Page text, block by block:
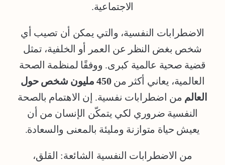
الاجتماعية.
الاضطرابات النفسية، والتي يمكن أن تصيب أي
شخص بغض النظر عن العمر أو الخلفية، تمثل
قضية صحية عالمية كبرى. ووفقًا لمنظمة الصحة
العالمية، يعاني أكثر من
450 مليون شخص حول
العالم من اضطرابات نفسية. إن الاهتمام بالصحة
النفسية ضروري لكي يتمكّن الإنسان من أن
يعيش حياة متوازنة ومليئة بالمعنى والسعادة.
من الاضطرابات النفسية الشائعة: القلق،